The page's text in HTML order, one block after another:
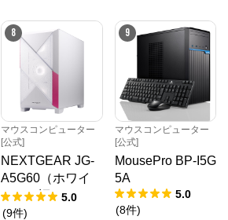
8
マウスコンピューター
[公式]
NEXTGEAR JG-
A5G60（ホワイ
ト）（旧モデル /
販売終了）
5.0
(9件)
9
マウスコンピューター
[公式]
MousePro BP-I5G
5A
5.0
(8件)